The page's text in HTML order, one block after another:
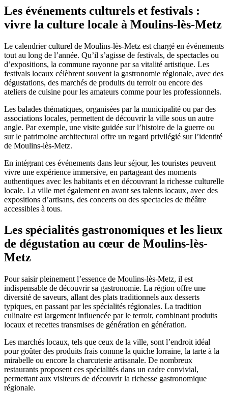
Les événements culturels et festivals :
vivre la culture locale à Moulins-lès-Metz
Le calendrier culturel de Moulins-lès-Metz est chargé en événements
tout au long de l’année. Qu’il s’agisse de festivals, de spectacles ou
d’expositions, la commune rayonne par sa vitalité artistique. Les
festivals locaux célèbrent souvent la gastronomie régionale, avec des
dégustations, des marchés de produits du terroir ou encore des
ateliers de cuisine pour les amateurs comme pour les professionnels.
Les balades thématiques, organisées par la municipalité ou par des
associations locales, permettent de découvrir la ville sous un autre
angle. Par exemple, une visite guidée sur l’histoire de la guerre ou
sur le patrimoine architectural offre un regard privilégié sur l’identité
de Moulins-lès-Metz.
En intégrant ces événements dans leur séjour, les touristes peuvent
vivre une expérience immersive, en partageant des moments
authentiques avec les habitants et en découvrant la richesse culturelle
locale. La ville met également en avant ses talents locaux, avec des
expositions d’artisans, des concerts ou des spectacles de théâtre
accessibles à tous.
Les spécialités gastronomiques et les lieux
de dégustation au cœur de Moulins-lès-
Metz
Pour saisir pleinement l’essence de Moulins-lès-Metz, il est
indispensable de découvrir sa gastronomie. La région offre une
diversité de saveurs, allant des plats traditionnels aux desserts
typiques, en passant par les spécialités régionales. La tradition
culinaire est largement influencée par le terroir, combinant produits
locaux et recettes transmises de génération en génération.
Les marchés locaux, tels que ceux de la ville, sont l’endroit idéal
pour goûter des produits frais comme la quiche lorraine, la tarte à la
mirabelle ou encore la charcuterie artisanale. De nombreux
restaurants proposent ces spécialités dans un cadre convivial,
permettant aux visiteurs de découvrir la richesse gastronomique
régionale.